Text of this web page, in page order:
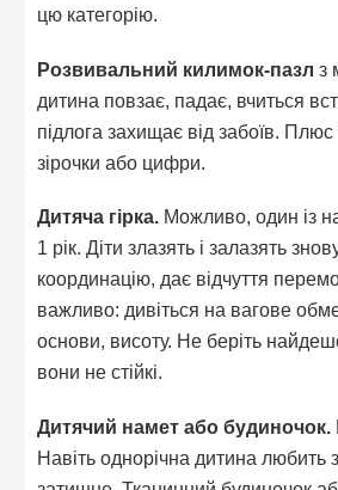
цю категорію.
Розвивальний килимок-пазл з
дитина повзає, падає, вчиться
підлога захищає від забоїв.
зірочки або цифри.
Дитяча гірка. Можливо, один із
1 рік. Діти злазять і залазять
координацію, дає відчуття
важливо: дивіться на вагове
основи, висоту. Не беріть
вони не стійкі.
Дитячий намет або будиночок.
Навіть однорічна дитина любить